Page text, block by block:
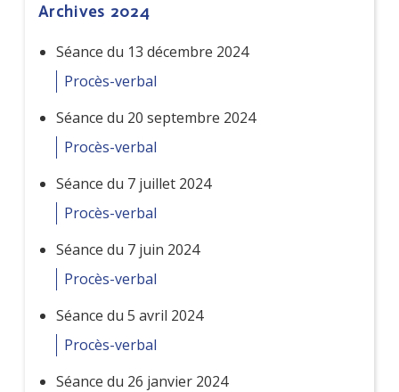
Archives 2024
Séance du 13 décembre 2024
Procès-verbal
Séance du 20 septembre 2024
Procès-verbal
Séance du 7 juillet 2024
Procès-verbal
Séance du 7 juin 2024
Procès-verbal
Séance du 5 avril 2024
Procès-verbal
Séance du 26 janvier 2024